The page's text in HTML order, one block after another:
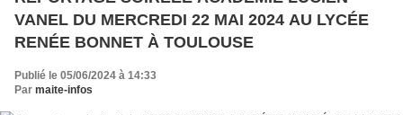
VANEL DU MERCREDI 22 MAI 2024 AU LYCÉE
RENÉE BONNET À TOULOUSE
Publié le 05/06/2024 à 14:33
Par maite-infos